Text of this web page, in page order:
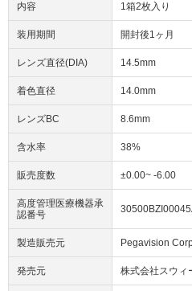
内容 1箱2枚入り
装用期間 開封後1ヶ月
レンズ直径(DIA) 14.5mm
着色直径 14.0mm
レンズBC 8.6mm
含水率 38%
販売度数 ±0.00~ -6.00
高度管理医療機器承
認番号
製造販売元 Pegavision
発売元 株式会社スウィ